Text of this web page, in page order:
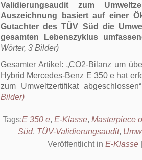
Validierungsaudit zum
Auszeichnung basiert auf einer
Gutachter des TÜV Süd die
gesamten Lebenszyklus
Wörter, 3 Bilder)
Gesamter Artikel:
CO2-Bilanz um
Hybrid Mercedes-Benz E 350 e hat
zum Umweltzertifikat abgeschlossen
Bilder)
Tags:E 350 e, E-Klasse, Masterpiece
Süd, TÜV-Validierungsaudit,
Veröffentlicht in E-Klasse